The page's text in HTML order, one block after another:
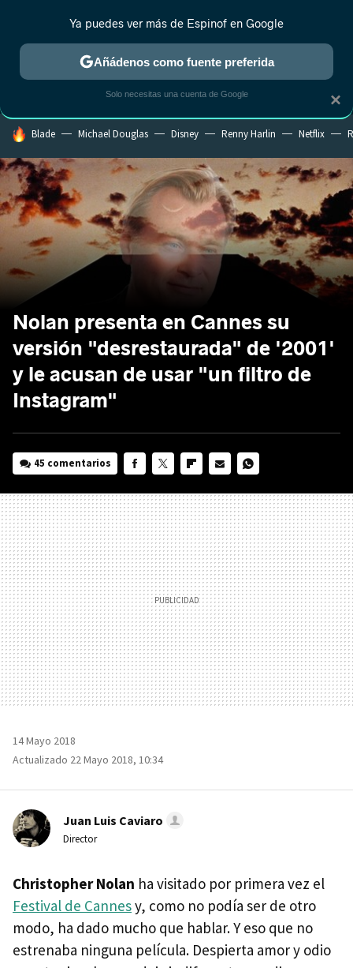
MENÚ NUEVO
ESTRENOS REALITY ANIME RANKINGS CINE
HOY SE HABLA DE
Blade Michael Douglas Disney Renny Harlin Netflix
Nolan presenta en Cannes su
versión "desrestaurada" de '2001'
y le acusan de usar "un filtro de
Instagram"
45 comentarios
MAIL
14 Mayo 2018
Actualizado 22 Mayo 2018, 10:34
Juan Luis Caviaro
Director
Christopher Nolan ha visitado por primera vez el
Festival de Cannesy, como no podía ser de otro
modo, ha dado mucho que hablar. Y eso que no
estrenaba ninguna película. Despierta amor y odio
×
Ya puedes ver más de Espinof en Google
Añádenos como fuente preferida
Solo necesitas una cuenta de Google